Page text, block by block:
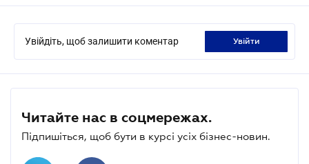
Увійдіть, щоб залишити коментар увійти
Читайте нас в соцмережах.
Підпишіться, щоб бути в курсі усіх бізнес-новин.